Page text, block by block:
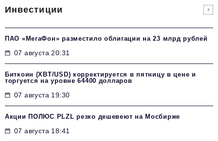
Инвестиции
ПАО «МегаФон» разместило облигации на 23 млрд рублей
07 августа 20:31
Биткоин (XBT/USD) корректируется в пятницу в цене и
торгуется на уровне 64400 долларов
07 августа 19:30
Акции ПОЛЮС PLZL резко дешевеют на Мосбирже
07 августа 18:41